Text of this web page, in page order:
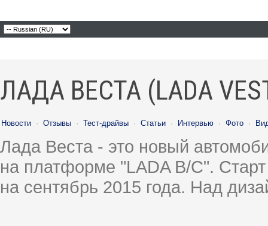
ЛАДА ВЕСТА (LADA
Новости · Отзывы · Тест-драйвы · Статьи · Интервью · Фото ·
Лада Веста - это новый
на платформе "LADA B/C".
на сентябрь 2015 года. Над